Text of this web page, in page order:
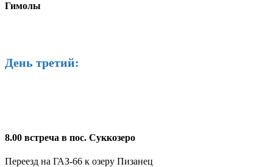
Гимолы
День третий:
8.00 встреча в пос. Суккозеро
Переезд на ГАЗ-66 к озеру Пизанец